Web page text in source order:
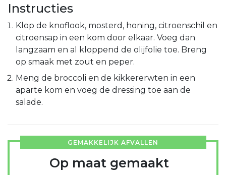
Instructies
Klop de knoflook, mosterd, honing, citroenschil en
citroensap in een kom door elkaar. Voeg dan
langzaam en al kloppend de olijfolie toe. Breng
op smaak met zout en peper.
Meng de broccoli en de kikkererwten in een
aparte kom en voeg de dressing toe aan de
salade.
GEMAKKELIJK AFVALLEN
Op maat gemaakt